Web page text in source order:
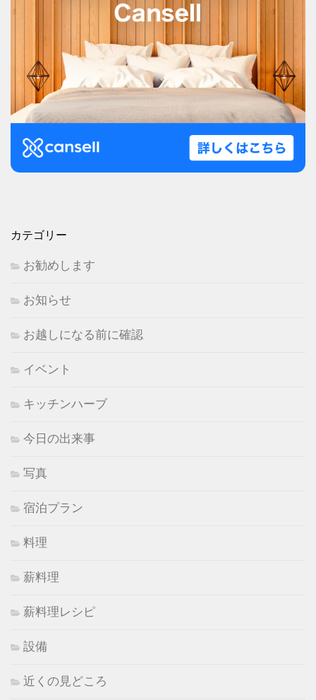
カテゴリー
お勧めします
お知らせ
お越しになる前に確認
イベント
キッチンハーブ
今日の出来事
写真
宿泊プラン
料理
薪料理
薪料理レシピ
設備
近くの見どころ